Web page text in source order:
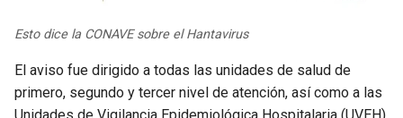
Esto dice la CONAVE sobre el Hantavirus
El aviso fue dirigido a todas las unidades de salud de
primero, segundo y tercer nivel de atención, así como a las